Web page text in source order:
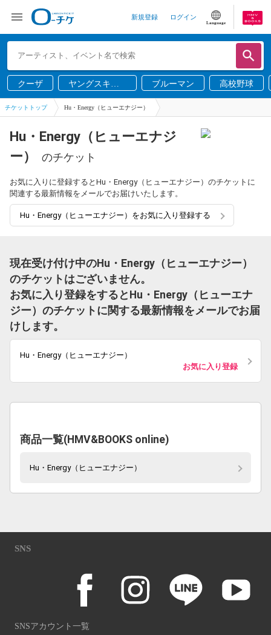
新規登録 ログイン
Language
クーザ
ヤングスキニ
ー
ブルーマン 高校野球
チケットトップ Hu・Energy（ヒューエナジー）
Hu・Energy（ヒューエナジ
ー）
のチケット
お気に入りに登録するとHu・Energy（ヒューエナジー）のチケットに
関連する最新情報をメールでお届けいたします。
Hu・Energy（ヒューエナジー）をお気に入り登録する
現在受け付け中のHu・Energy（ヒューエナジー）
のチケットはございません。
お気に入り登録をするとHu・Energy（ヒューエナ
ジー）のチケットに関する最新情報をメールでお届
けします。
Hu・Energy（ヒューエナジー）
お気に入り登録
商品一覧(HMV&BOOKS online)
Hu・Energy（ヒューエナジー）
SNS
SNSアカウント一覧